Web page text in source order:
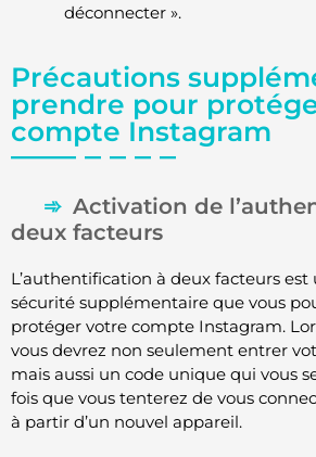
déconnecter ».
Précautions
prendre pour
compte Instagram
Activation de
deux facteurs
L’authentification à deux facteurs
sécurité supplémentaire que vous
protéger votre compte Instagram.
vous devrez non seulement entrer
mais aussi un code unique qui vous
fois que vous tenterez de vous
à partir d’un nouvel appareil.